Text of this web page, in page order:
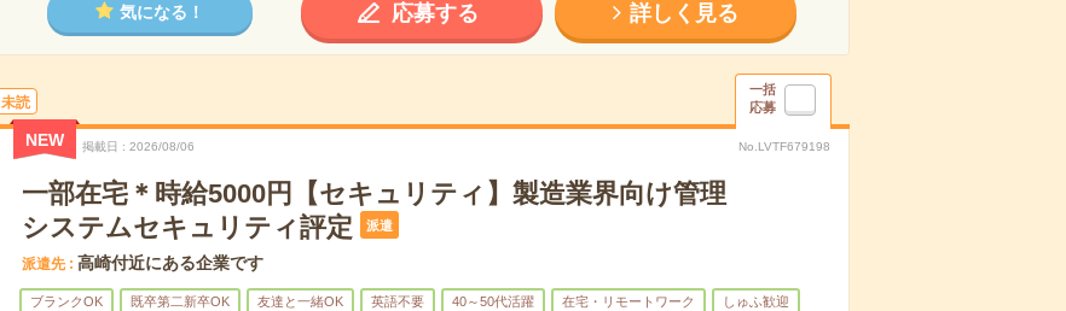
気になる！ 応募する 詳しく見る
未読
一括
応募
NEW 掲載日 2026/08/06 No.LVTF679198
一部在宅＊時給5000円【セキュリティ】製造業界向け管理
システムセキュリティ評定
派遣
派遣先 高崎付近にある企業です
ブランクOK 既卒第二新卒OK 友達と一緒OK 英語不要 40～50代活躍 在宅・リモートワーク しゅふ歓迎